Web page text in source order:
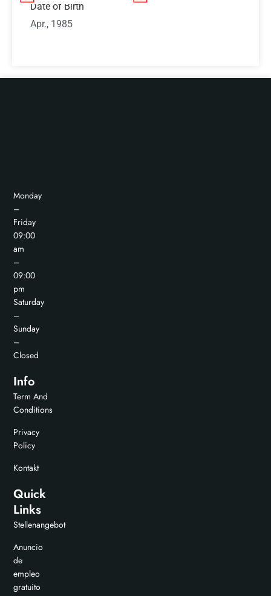
Date of Birth
Apr., 1985
Monday
–
Friday
09:00
am
–
09:00
pm
Saturday
–
Sunday
–
Closed
Info
Term And
Conditions
Privacy
Policy
Kontakt
Quick
Links
Stellenangebot
Anuncio
de
empleo
gratuito